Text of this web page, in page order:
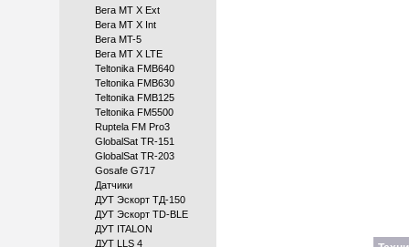
Вега MT X Ext
Вега MT X Int
Вега MT-5
Вега МТ X LTE
Teltonika FMB640
Teltonika FMB630
Teltonika FMB125
Teltonika FM5500
Ruptela FM Pro3
GlobalSat TR-151
GlobalSat TR-203
Gosafe G717
Датчики
ДУТ Эскорт ТД-150
ДУТ Эскорт TD-BLE
ДУТ ITALON
ДУТ LLS 4